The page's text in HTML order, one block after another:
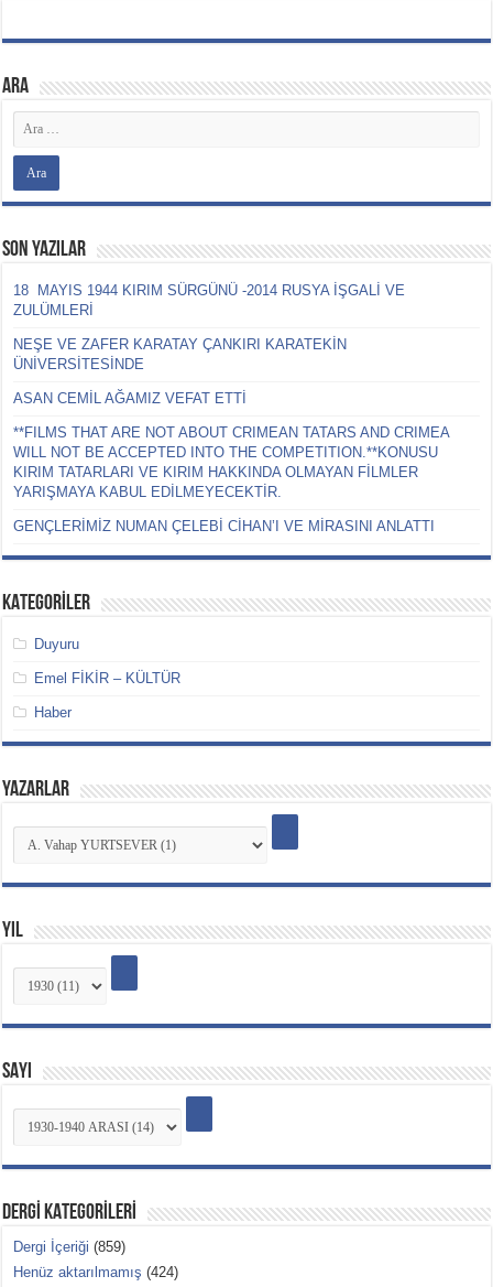
ARA
Son Yazılar
18 MAYIS 1944 KIRIM SÜRGÜNÜ -2014 RUSYA İŞGALİ VE
ZULÜMLERİ
NEŞE VE ZAFER KARATAY ÇANKIRI KARATEKİN
ÜNİVERSİTESİNDE
ASAN CEMİL AĞAMIZ VEFAT ETTİ
**FILMS THAT ARE NOT ABOUT CRIMEAN TATARS AND CRIMEA
WILL NOT BE ACCEPTED INTO THE COMPETITION.**KONUSU
KIRIM TATARLARI VE KIRIM HAKKINDA OLMAYAN FİLMLER
YARIŞMAYA KABUL EDİLMEYECEKTİR.
GENÇLERİMİZ NUMAN ÇELEBİ CİHAN’I VE MİRASINI ANLATTI
KATEGORİLER
Duyuru
Emel FİKİR – KÜLTÜR
Haber
YAZARLAR
YIL
SAYI
DERGİ KATEGORİLERİ
Dergi İçeriği (859)
Henüz aktarılmamış (424)